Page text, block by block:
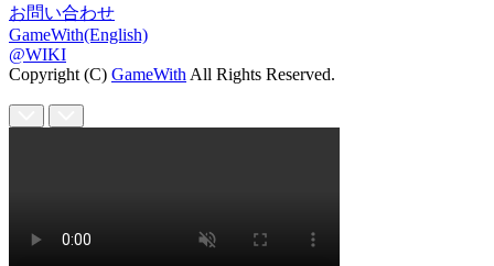
お問い合わせ
GameWith(English)
@WIKI
Copyright (C) GameWith All Rights Reserved.